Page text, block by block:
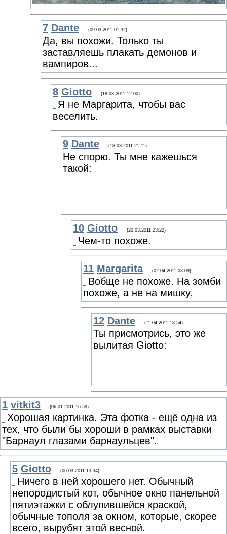
7 Dante (09.03.2011 01:32)
Да, вы похожи. Только ты
заставляешь плакать демонов и
вампиров...
8 Giotto (18.03.2011 12:00)
Я не Маргарита, чтобы вас
веселить.
9 Dante (18.03.2011 21:11)
Не спорю. Ты мне кажешься
такой:
10 Giotto (20.03.2011 23:22)
Чем-то похоже.
11 Margarita (02.04.2011 03:09)
Вобще не похоже. На зомби
похоже, а не на мишку.
12 Dante (11.04.2011 13:54)
Ты присмотрись, это же
вылитая Giotto:
1 vitkit3 (06.01.2011 16:59)
Хорошая картинка. Эта фотка - ещё одна из
тех, что были бы хороши в рамках выставки
"Барнаул глазами барнаульцев".
5 Giotto (06.03.2011 13:34)
Ничего в ней хорошего нет. Обычный
непородистый кот, обычное окно панельной
пятиэтажки с облупившейся краской,
обычные тополя за окном, которые, скорее
всего, вырубят этой весной.